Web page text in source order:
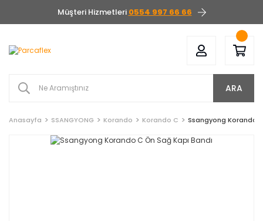
Müşteri Hizmetleri 0554 997 66 66
ARA
Anasayfa SSANGYONG Korando Korando C Ssangyong Korando